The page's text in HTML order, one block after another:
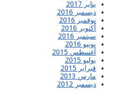
يناير 2017
ديسمبر 2016
نوفمبر 2016
أكتوبر 2016
سبتمبر 2016
يونيو 2016
أغسطس 2015
يوليو 2015
فبراير 2015
مارس 2013
ديسمبر 2012